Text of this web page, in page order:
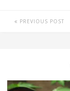
PREVIOUS POST